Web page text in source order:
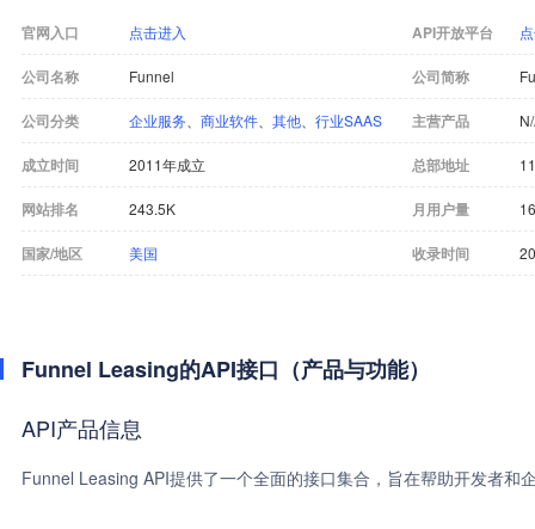
官网入口 点击进入 API开放平台
公司名称 Funnel 公司简称
公司分类 企业服务 商业软件 其他 行业SAAS 主营产品
成立时间 2011年成立 总部地址
网站排名 243.5K 月用户量
国家/地区 美国 收录时间
Funnel Leasing的API接口（产品与功能）
API产品信息
Funnel Leasing API提供了一个全面的接口集合，旨在帮助开发者和